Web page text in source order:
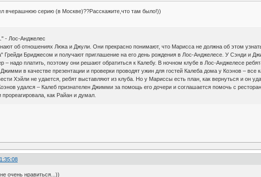
вчерашнюю серию (в Москве)??Расскажите,что там было!))
- Лос-Анджелес
об отношениях Люка и Джули. Они прекрасно понимают, что Марисса не должна об этом
Грейди Бриджесом и получают приглашение на его день рождения в Лос-Анджелесе. У Сэнди и
– надо платить, поэтому они решают обратиться к Калебу. В ночном клубе в Лос-Анджелесе
в качестве презентации и проверки проводят ужин для гостей Калеба дома у Коэнов – все
Хэйли не удается, ребят выставляют из клуба. Но у Мариссы есть план, как вернуться и
удался – Калеб признателен Джимми за помощь его дочери и соглашается помочь с
как Райан и думал.
очень нравиться...))